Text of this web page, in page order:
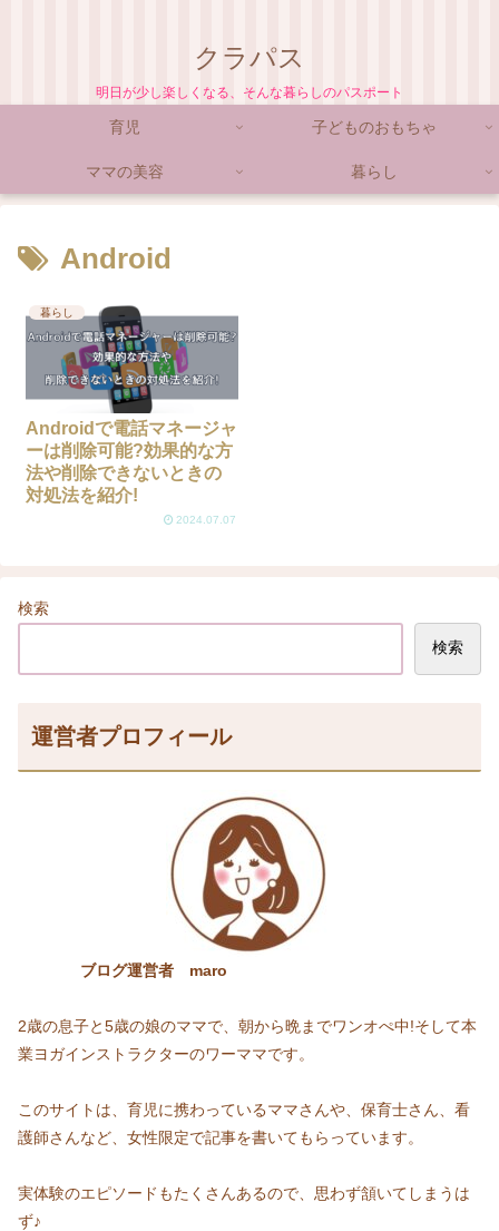
クラパス
明日が少し楽しくなる、そんな暮らしのパスポート
育児 子どものおもちゃ
ママの美容 暮らし
Android
暮らし
Androidで電話マネージャ
ーは削除可能?効果的な方
法や削除できないときの
対処法を紹介!
2024.07.07
検索
検索
運営者プロフィール
ブログ運営者 maro
2歳の息子と5歳の娘のママで、朝から晩までワンオぺ中!そして本
業ヨガインストラクターのワーママです。
このサイトは、育児に携わっているママさんや、保育士さん、看
護師さんなど、女性限定で記事を書いてもらっています。
実体験のエピソードもたくさんあるので、思わず頷いてしまうは
ず♪